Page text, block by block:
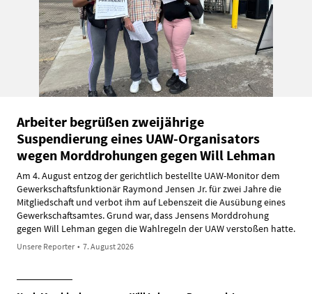
Arbeiter begrüßen zweijährige
Suspendierung eines UAW-Organisators
wegen Morddrohungen gegen Will Lehman
Am 4. August entzog der gerichtlich bestellte UAW-Monitor dem
Gewerkschaftsfunktionär Raymond Jensen Jr. für zwei Jahre die
Mitgliedschaft und verbot ihm auf Lebenszeit die Ausübung eines
Gewerkschaftsamtes. Grund war, dass Jensens Morddrohung
gegen Will Lehman gegen die Wahlregeln der UAW verstoßen hatte.
Unsere Reporter • 7. August 2026